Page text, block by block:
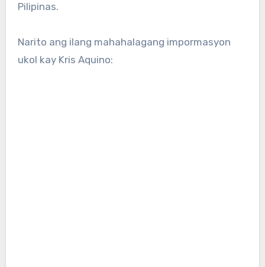
Pilipinas.
Narito ang ilang mahahalagang impormasyon
ukol kay Kris Aquino: